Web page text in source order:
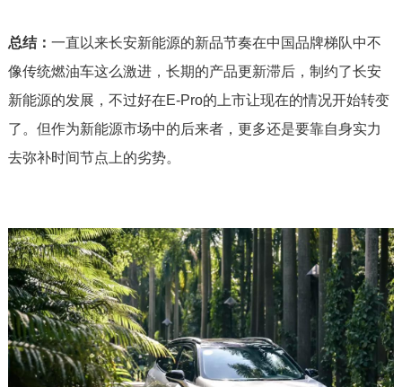
总结： 一直以来长安新能源的新品节奏在中国品牌梯队中不
像传统燃油车这么激进，长期的产品更新滞后，制约了长安
新能源的发展，不过好在E-Pro的上市让现在的情况开始转变
了。但作为新能源市场中的后来者，更多还是要靠自身实力
去弥补时间节点上的劣势。